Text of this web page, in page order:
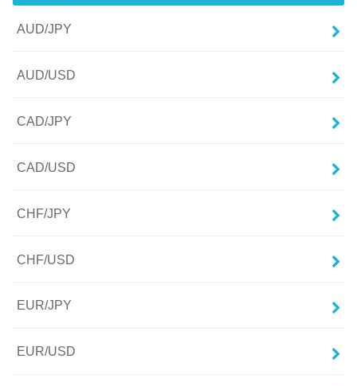
AUD/JPY
AUD/USD
CAD/JPY
CAD/USD
CHF/JPY
CHF/USD
EUR/JPY
EUR/USD